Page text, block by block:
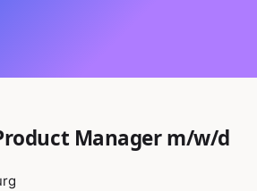
Manager m/w/d